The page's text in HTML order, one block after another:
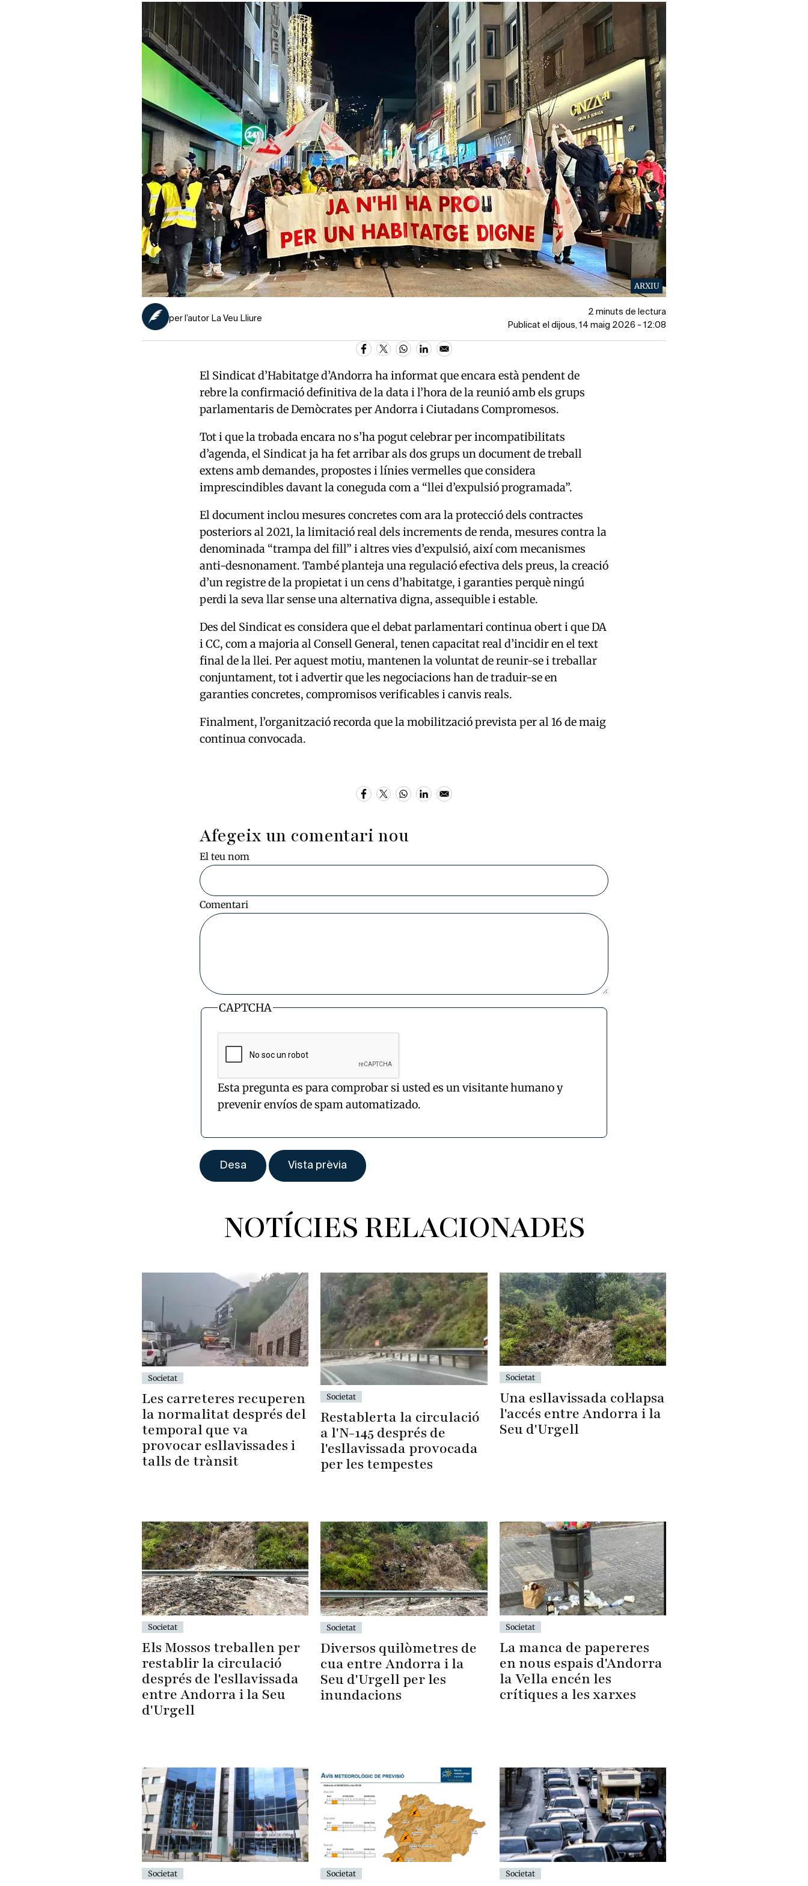
ARXIU
per l’autor La Veu Lliure
2 minuts de lectura
Publicat el dijous, 14 maig 2026 - 12:08
El Sindicat d’Habitatge d’Andorra ha informat que encara està pendent de
rebre la confirmació definitiva de la data i l’hora de la reunió amb els grups
parlamentaris deDemòcrates per AndorraiCiutadans Compromesos.
Tot i que la trobada encara no s’ha pogut celebrar per incompatibilitats
d’agenda, el Sindicat ja ha fet arribar als dos grups un document de treball
extens amb demandes, propostes i línies vermelles que considera
imprescindibles davant la coneguda com a “llei d’expulsió programada”.
El document inclou mesures concretes com ara la protecció dels contractes
posteriors al 2021, la limitació real dels increments de renda, mesures contra la
denominada “trampa del fill” i altres vies d’expulsió, així com mecanismes
anti-desnonament. També planteja una regulació efectiva dels preus, la creació
d’un registre de la propietat i un cens d’habitatge, i garanties perquè ningú
perdi la seva llar sense una alternativa digna, assequible i estable.
Des del Sindicat es considera que el debat parlamentari continua obert i que DA
i CC, com a majoria al Consell General, tenen capacitat real d’incidir en el text
final de la llei. Per aquest motiu, mantenen la voluntat de reunir-se i treballar
conjuntament, tot i advertir que les negociacions han de traduir-se en
garanties concretes, compromisos verificables i canvis reals.
Finalment, l’organització recorda que la mobilització prevista per al 16 de maig
continua convocada.
Afegeix un comentari nou
El teu nom
Comentari
CAPTCHA
Esta pregunta es para comprobar si usted es un visitante humano y
prevenir envíos de spam automatizado.
NOTÍCIES RELACIONADES
Societat
Les carreteres recuperen
la normalitat després del
temporal que va
provocar esllavissades i
talls de trànsit
Societat
Restablerta la circulació
a l'N-145 després de
l'esllavissada provocada
per les tempestes
Societat
Una esllavissada col·lapsa
l'accés entre Andorra i la
Seu d'Urgell
Societat
Els Mossos treballen per
restablir la circulació
després de l'esllavissada
entre Andorra i la Seu
d'Urgell
Societat
Diversos quilòmetres de
cua entre Andorra i la
Seu d'Urgell per les
inundacions
Societat
La manca de papereres
en nous espais d'Andorra
la Vella encén les
crítiques a les xarxes
Societat Societat Societat